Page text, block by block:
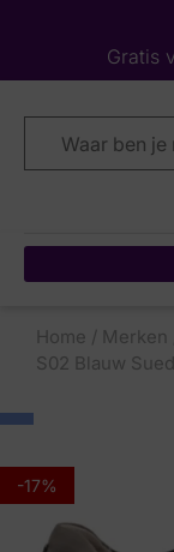
Gratis
Home / Merken
S02 Blauw
-17%